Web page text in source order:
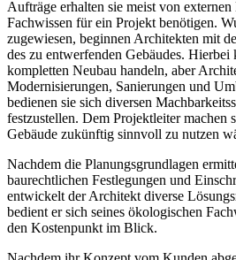
Aufträge erhalten sie meist von
Fachwissen für ein Projekt benötigen.
zugewiesen, beginnen Architekten mit
des zu entwerfenden Gebäudes. Hierbei
kompletten Neubau handeln, aber
Modernisierungen, Sanierungen und
bedienen sie sich diversen
festzustellen. Dem Projektleiter machen
Gebäude zukünftig sinnvoll zu nutzen
Nachdem die Planungsgrundlagen
baurechtlichen Festlegungen und
entwickelt der Architekt diverse
bedient er sich seines ökologischen
den Kostenpunkt im Blick.